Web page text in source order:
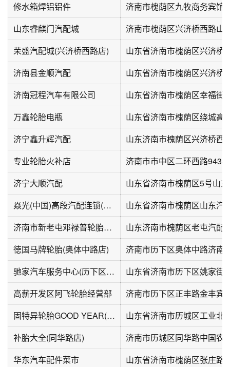
修水箱焊铝铝件
济南市槐荫区九牧商务宾馆
山东睿麒门汽配城
济南市槐荫区兴济桥西路山
荣盛汽配城(兴济桥西路店)
山东省济南市槐荫区兴济桥
济南县金顺汽配
山东省济南市槐荫区兴济桥
济南冠程汽车有限公司
万鑫轮胎电瓶
济宁鑫升辉汽配
专业轮胎火补店
济宁大顺汽配
山东省济南市槐荫区5号山
焱光(中国)高段汽配连锁(济南店)
山东省济南市槐荫区山东汽
济南市新老屯邓禄普轮胎的专店(兴济桥西路店)
山东济南市槐荫区老屯汽配
徳国马牌轮胎(奥体中路店)
驰家汽车服务中心(历下区化纤厂路店)
山东省济南市历下区姚家街
高薪开发区阿飞轮胎经营部
固特异轮胎GOOD YEAR(电建陆店)
山东省济南市历城区工业北
补胎大全(同华路店)
华东汽车配件菜市
山东省济南市槐荫区张庄路